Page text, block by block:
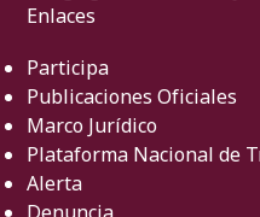
Enlaces
Participa
Publicaciones Oficiales
Marco Jurídico
Plataforma Nacional de
Alerta